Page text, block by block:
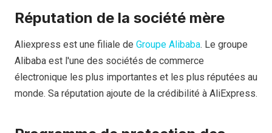
Réputation de la société mère
Aliexpress est une filiale de Groupe Alibaba. Le groupe
Alibaba est l'une des sociétés de commerce
électronique les plus importantes et les plus réputées au
monde. Sa réputation ajoute de la crédibilité à AliExpress.